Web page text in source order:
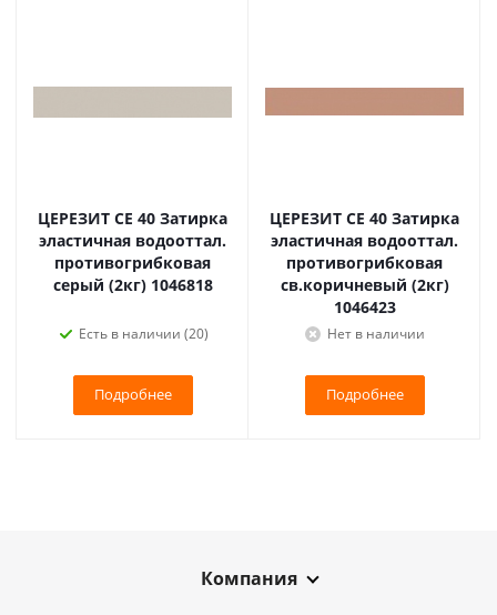
ЦЕРЕЗИТ CE 40 Затирка
эластичная водооттал.
противогрибковая
серый (2кг) 1046818
Есть в наличии (20)
Подробнее
ЦЕРЕЗИТ CE 40 Затирка
эластичная водооттал.
противогрибковая
св.коричневый (2кг)
1046423
Нет в наличии
Подробнее
Компания